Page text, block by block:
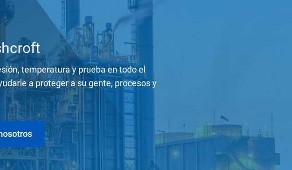
temperatura y prueba en todo el
a proteger a su gente, procesos y